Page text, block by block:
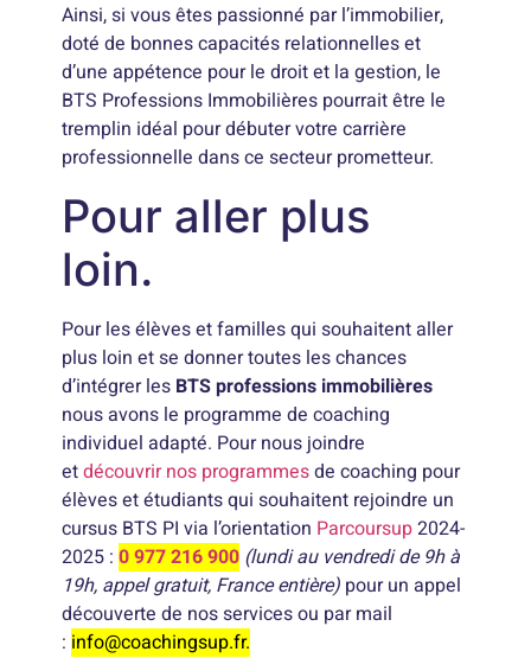
Ainsi, si vous êtes passionné par l’immobilier,
doté de bonnes capacités relationnelles et
d’une appétence pour le droit et la gestion, le
BTS Professions Immobilières pourrait être le
tremplin idéal pour débuter votre carrière
professionnelle dans ce secteur prometteur.
Pour aller plus
loin.
Pour les élèves et familles qui souhaitent aller
plus loin et se donner toutes les chances
d’intégrer les BTS professions immobilières
nous avons le programme de coaching
individuel adapté. Pour nous joindre
etdécouvrir nos programmesde coaching pour
élèves et étudiants qui souhaitent rejoindre un
cursus BTS PI via l’orientation Parcoursup2024-
2025 :0 977 216 900 (lundi au vendredi de 9h à
19h, appel gratuit, France entière) pour un appel
découverte de nos services ou par mail
: info@coachingsup.fr.